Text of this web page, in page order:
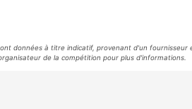
données à titre indicatif, provenant d'un fournisseur
de la compétition pour plus d'informations.